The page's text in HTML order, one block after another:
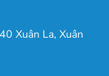
Xuân La, Xuân